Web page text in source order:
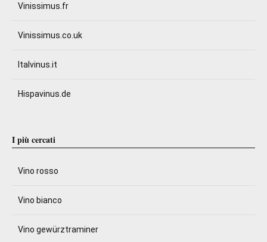
Vinissimus.fr
Vinissimus.co.uk
Italvinus.it
Hispavinus.de
I più cercati
Vino rosso
Vino bianco
Vino gewürztraminer